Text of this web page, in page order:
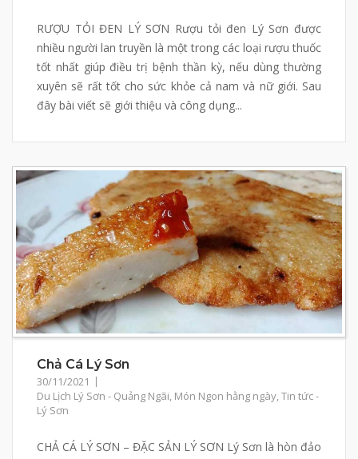
RƯỢU TỎI ĐEN LÝ SƠN Rượu tỏi đen Lý Sơn được
nhiều người lan truyền là một trong các loại rượu thuốc
tốt nhất giúp điều trị bệnh thần kỳ, nếu dùng thường
xuyên sẽ rất tốt cho sức khỏe cả nam và nữ giới. Sau
đây bài viết sẽ giới thiệu và công dụng...
Chả Cá Lý Sơn
30/11/2021
Du Lịch Lý Sơn - Quảng Ngãi, Món Ngon hằng ngày,Tin tức -
Lý Sơn
CHẢ CÁ LÝ SƠN – ĐẶC SẢN LÝ SƠN Lý Sơn là hòn đảo